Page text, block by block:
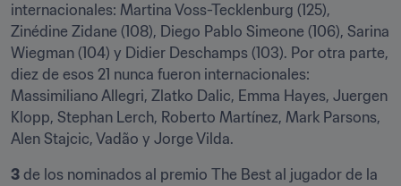
internacionales: Martina Voss-Tecklenburg (125),
Zinédine Zidane (108), Diego Pablo Simeone (106), Sarina
Wiegman (104) y Didier Deschamps (103). Por otra parte,
diez de esos 21 nunca fueron internacionales:
Massimiliano Allegri, Zlatko Dalic, Emma Hayes, Juergen
Klopp, Stephan Lerch, Roberto Martínez, Mark Parsons,
Alen Stajcic, Vadão y Jorge Vilda.
3 de los nominados al premio The Best al jugador de la